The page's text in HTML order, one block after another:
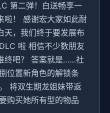
第二弹！白送畅享一
！ 感谢宏大家如此耐
天，我们终于要发展布
啦 相信不少数朋友
终吧？ 答案就是……社
位置新角色的解锁条
将双生期龙姐妹带返
购买她所有型的物品